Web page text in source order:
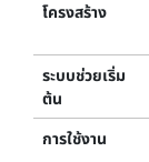
โครงสร้าง
ระบบช่วยเริ่ม
ต้น
การใช้งาน